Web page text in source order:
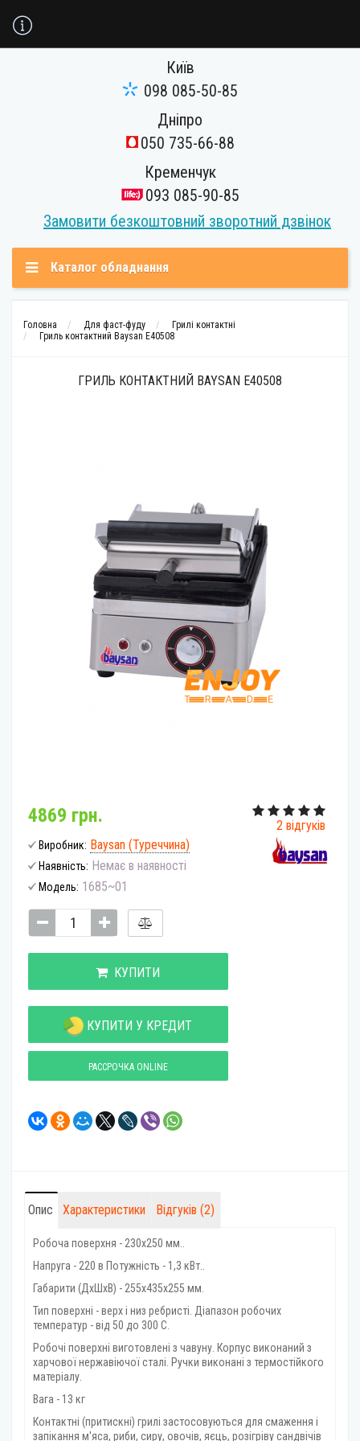
Київ
098 085-50-85
Дніпро
050 735-66-88
Кременчук
093 085-90-85
Замовити безкоштовний зворотний дзвінок
Каталог обладнання
Головна Для фаст-фуду
Грилі контактні
Гриль контактний Baysan Е40508
ГРИЛЬ КОНТАКТНИЙ BAYSAN Е40508
2 відгуків
4869 грн.
Виробник: Baysan (Туреччина)
Наявність: Немає в наявності
Модель: 1685~01
КУПИТИ
КУПИТИ У КРЕДИТ
РАССРОЧКА ONLINE
Опис Характеристики Відгуків (2)
Робоча поверхня - 230х250 мм..
Напруга - 220 в Потужність - 1,3 кВт..
Габарити (ДхШхВ) - 255x435x255 мм.
Тип поверхні - верх і низ ребристі. Діапазон робочих
температур - від 50 до 300 С.
Робочі поверхні виготовлені з чавуну. Корпус виконаний з
харчової нержавіючої сталі. Ручки виконані з термостійкого
матеріалу.
Вага - 13 кг
Контактні (притискні) грилі застосовуються для смаження і
запікання м'яса, риби, сиру, овочів, яєць, розігріву сандвічів